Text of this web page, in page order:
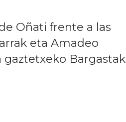
Oñati frente a las
eta Amadeo
gaztetxeko Bargastak